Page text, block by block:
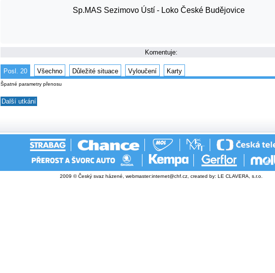
Sp.MAS Sezimovo Ústí - Loko České Budějovice
Komentuje:
Posl. 20 Všechno Důležité situace Vyloučení Karty
Špatné parametry přenosu
Další utkání
2009 © Český svaz házené, webmaster:internet@chf.cz , created by: LE CLAVERA, s.r.o.